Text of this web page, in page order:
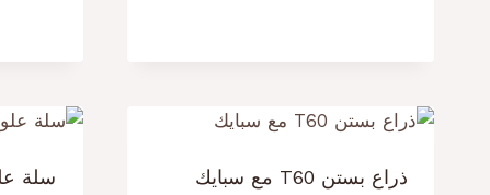
ذراع بستن T60 مع سبايك سلة